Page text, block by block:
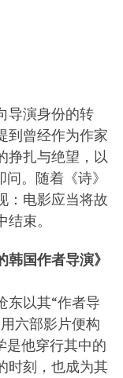
导演身份的转
到曾经作为作家
挣扎与绝望，以
。随着《诗》
：电影应当将故
束。
韩国作者导演》
东以其“作者导
六部影片便构
是他穿行其中的
时刻，也成为其